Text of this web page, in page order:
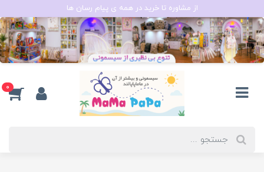
از مشاوره تا خرید در همه ی پیام رسان ها
0